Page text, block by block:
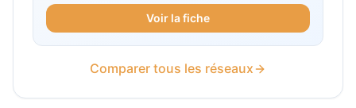
Voir la fiche
Comparer tous les réseaux